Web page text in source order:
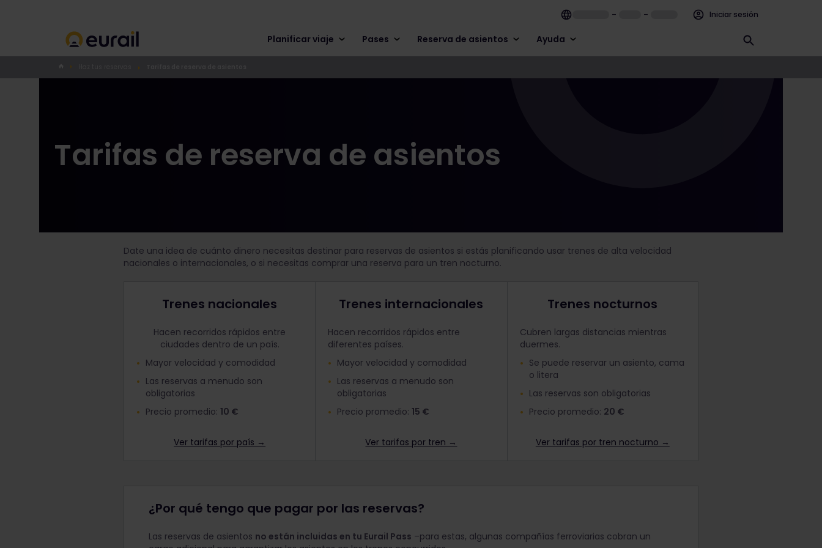
– – Iniciar sesión
Planificar viaje Pases Reserva de asientos Ayuda
Tarifas de reserva de asientos
Date una idea de cuánto dinero necesitas destinar para reservas de asientos si estás planificando usar trenes de alta velocidad
nacionales o internacionales, o si necesitas comprar una reserva para un tren nocturno.
Trenes nacionales
Hacen recorridos rápidos entre
ciudades dentro de un país.
Mayor velocidad y comodidad
Las reservas a menudo son
obligatorias
Precio promedio: 10 €
Ver tarifas por país →
Trenes internacionales
Hacen recorridos rápidos entre
diferentes países.
Mayor velocidad y comodidad
Las reservas a menudo son
obligatorias
Precio promedio: 15 €
Ver tarifas por tren →
Trenes nocturnos
Cubren largas distancias mientras
duermes.
Se puede reservar un asiento, cama
o litera
Las reservas son obligatorias
Precio promedio: 20 €
Ver tarifas por tren nocturno →
¿Por qué tengo que pagar por las reservas?
Las reservas de asientos no están incluidas en tu Eurail Pass –para estas, algunas compañías ferroviarias cobran un